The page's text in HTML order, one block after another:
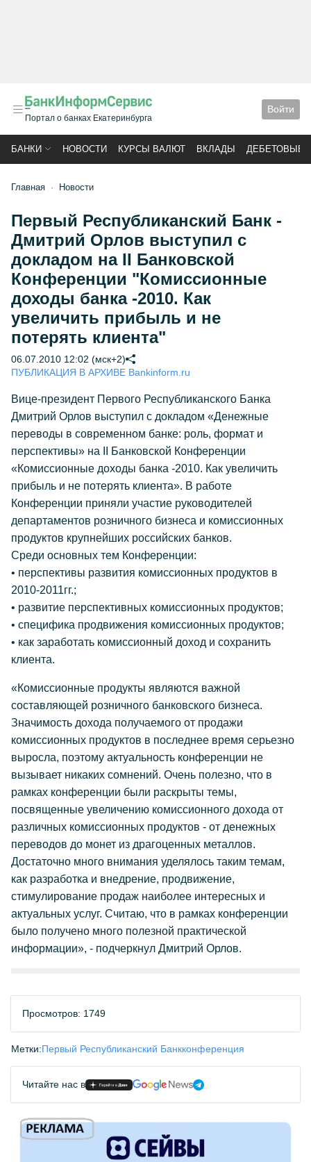
Портал о банках Екатеринбурга
Войти
БАНКИ НОВОСТИ КУРСЫ ВАЛЮТ ВКЛАДЫ ДЕБЕТОВЫЕ
Главная Новости
Первый Республиканский Банк -
Дмитрий Орлов выступил с
докладом на II Банковской
Конференции "Комиссионные
доходы банка -2010. Как
увеличить прибыль и не
потерять клиента"
06.07.2010 12:02 (мск+2)
ПУБЛИКАЦИЯ В АРХИВЕ Bankinform.ru
Вице-президент Первого Республиканского Банка
Дмитрий Орлов выступил с докладом «Денежные
переводы в современном банке: роль, формат и
перспективы» на II Банковской Конференции
«Комиссионные доходы банка -2010. Как увеличить
прибыль и не потерять клиента». В работе
Конференции приняли участие руководителей
департаментов розничного бизнеса и комиссионных
продуктов крупнейших российских банков.
Среди основных тем Конференции:
• перспективы развития комиссионных продуктов в
2010-2011гг.;
• развитие перспективных комиссионных продуктов;
• специфика продвижения комиссионных продуктов;
• как заработать комиссионный доход и сохранить
клиента.
«Комиссионные продукты являются важной
составляющей розничного банковского бизнеса.
Значимость дохода получаемого от продажи
комиссионных продуктов в последнее время серьезно
выросла, поэтому актуальность конференции не
вызывает никаких сомнений. Очень полезно, что в
рамках конференции были раскрыты темы,
посвященные увеличению комиссионного дохода от
различных комиссионных продуктов - от денежных
переводов до монет из драгоценных металлов.
Достаточно много внимания уделялось таким темам,
как разработка и внедрение, продвижение,
стимулирование продаж наиболее интересных и
актуальных услуг. Считаю, что в рамках конференции
было получено много полезной практической
информации», - подчеркнул Дмитрий Орлов.
Просмотров: 1749
Метки:Первый Республиканский Банкконференция
Читайте нас в